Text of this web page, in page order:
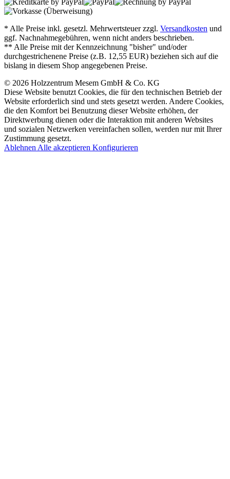
* Alle Preise inkl. gesetzl. Mehrwertsteuer zzgl. Versandkosten und
ggf. Nachnahmegebühren, wenn nicht anders beschrieben.
** Alle Preise mit der Kennzeichnung "bisher" und/oder
durchgestrichenene Preise (z.B. 12,55 EUR) beziehen sich auf die
bislang in diesem Shop angegebenen Preise.
© 2026 Holzzentrum Mesem GmbH & Co. KG
Diese Website benutzt Cookies, die für den technischen Betrieb der
Website erforderlich sind und stets gesetzt werden. Andere Cookies,
die den Komfort bei Benutzung dieser Website erhöhen, der
Direktwerbung dienen oder die Interaktion mit anderen Websites
und sozialen Netzwerken vereinfachen sollen, werden nur mit Ihrer
Zustimmung gesetzt.
AblehnenAlle akzeptieren Konfigurieren